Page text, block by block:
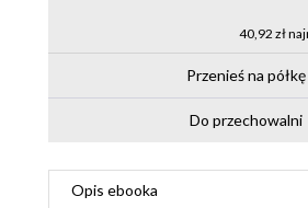
40,92 zł
Przenieś na półkę
Do przechowalni
Opis ebooka